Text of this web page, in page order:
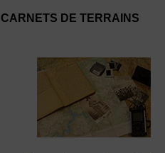
CARNETS DE TERRAINS